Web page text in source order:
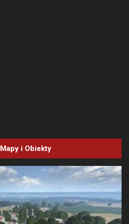
Mapy i Obiekty